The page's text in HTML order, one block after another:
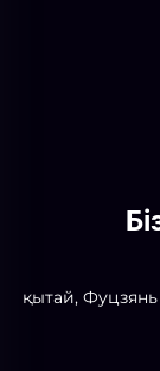
қытай,